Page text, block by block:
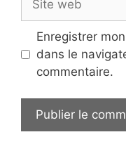
web
Enregistrer
dans le
commentaire.